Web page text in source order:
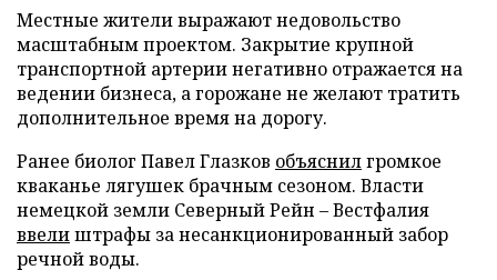
Местные жители выражают недовольство
масштабным проектом. Закрытие крупной
транспортной артерии негативно отражается на
ведении бизнеса, а горожане не желают тратить
дополнительное время на дорогу.
Ранее биолог Павел Глазков объяснилгромкое
кваканье лягушек брачным сезоном. Власти
немецкой земли Северный Рейн – Вестфалия
ввелиштрафы за несанкционированный забор
речной воды.